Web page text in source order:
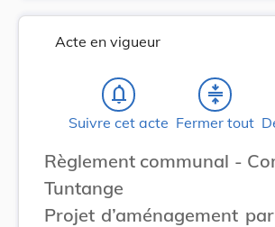
Acte en vigueur
notifications_none
Suivre cet acte
compress
Fermer tout
Règlement communal -
Tuntange
Projet d’aménagement